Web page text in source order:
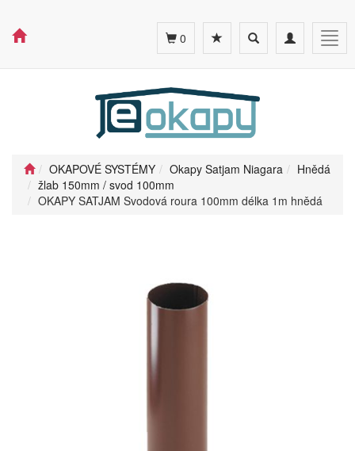
Toggle
navigation
Toggle
search
0
OKAPOVÉ SYSTÉMY Okapy Satjam Niagara
Hnědá
žlab 150mm / svod 100mm
OKAPY SATJAM Svodová roura 100mm délka 1m hnědá